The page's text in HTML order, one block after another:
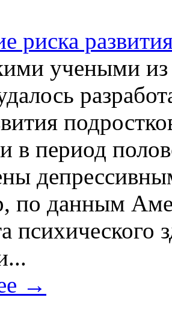
риска
учеными
в период
по данным
психического
→